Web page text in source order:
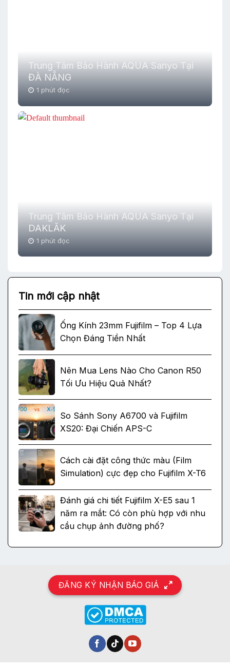
Trung Tâm Bảo Hành AQUA Sanyo Tại
ĐÀ NẴNG
1 phút đọc
Trung Tâm Bảo Hành AQUA Sanyo Tại
DAKLĂK
1 phút đọc
Tin mới cập nhật
Ống Kính 23mm Fujifilm – Top 4 Lựa
Chọn Đáng Tiền Nhất
Nên Mua Lens Nào Cho Canon R50
Tối Ưu Hiệu Quả Nhất?
So Sánh Sony A6700 và Fujifilm
XS20: Đại Chiến APS-C
Cách cài đặt công thức màu (Film
Simulation) cực đẹp cho Fujifilm X-T6
Đánh giá chi tiết Fujifilm X-E5 sau 1
năm ra mắt: Có còn phù hợp với nhu
cầu chụp ảnh đường phố?
ĐĂNG KÝ NHẬN BÁO GIÁ